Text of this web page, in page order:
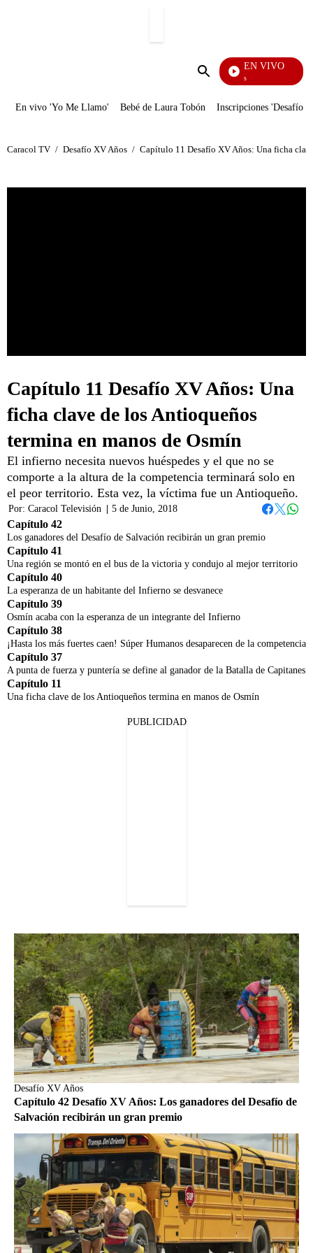
Enviar
EN VIVO
Sábados Felices
En vivo 'Yo Me Llamo' Bebé de Laura Tobón Inscripciones 'Desafío'
Caracol TV / Desafío XV Años / Capítulo 11 Desafío XV Años: Una ficha
Capítulo 11 Desafío XV Años: Una
ficha clave de los Antioqueños
termina en manos de Osmín
El infierno necesita nuevos huéspedes y el que no se
comporte a la altura de la competencia terminará solo en
el peor territorio. Esta vez, la víctima fue un Antioqueño.
Por: Caracol Televisión
5 de Junio, 2018
Capítulo 42
Los ganadores del Desafío de Salvación recibirán un gran premio
Capítulo 41
Una región se montó en el bus de la victoria y condujo al mejor territorio
Capítulo 40
La esperanza de un habitante del Infierno se desvanece
Capítulo 39
Osmín acaba con la esperanza de un integrante del Infierno
Capítulo 38
¡Hasta los más fuertes caen! Súper Humanos desaparecen de la competencia
Capítulo 37
A punta de fuerza y puntería se define al ganador de la Batalla de Capitanes
Capítulo 11
Una ficha clave de los Antioqueños termina en manos de Osmín
PUBLICIDAD
Desafío XV Años
Capítulo 42 Desafío XV Años: Los ganadores del Desafío de
Salvación recibirán un gran premio